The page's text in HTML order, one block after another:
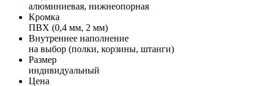
алюминиевая, нижнеопорная
Кромка
ПВХ (0,4 мм, 2 мм)
Внутреннее наполнение
на выбор (полки, корзины, штанги)
Размер
индивидуальный
Цена